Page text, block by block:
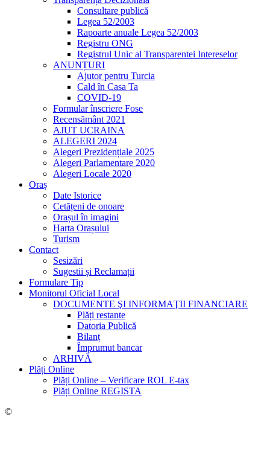
Consultare publică
Legea 52/2003
Rapoarte anuale Legea 52/2003
Registru ONG
Registrul Unic al Transparentei Intereselor
ANUNȚURI
Ajutor pentru Turcia
Cald în Casa Ta
COVID-19
Formular înscriere Fose
Recensământ 2021
AJUT UCRAINA
ALEGERI 2024
Alegeri Prezidențiale 2025
Alegeri Parlamentare 2020
Alegeri Locale 2020
Oraș
Date Istorice
Cetățeni de onoare
Orașul în imagini
Harta Orașului
Turism
Contact
Sesizări
Sugestii și Reclamații
Formulare Tip
Monitorul Oficial Local
DOCUMENTE ŞI INFORMAŢII FINANCIARE
Plăți restante
Datoria Publică
Bilanț
Împrumut bancar
ARHIVĂ
Plăți Online
Plăți Online – Verificare ROL E-tax
Plăți Online REGISTA
©